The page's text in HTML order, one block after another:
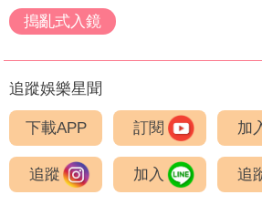
搗亂式入鏡
追蹤娛樂星聞
下載APP 訂閱 加
追蹤 加入 追